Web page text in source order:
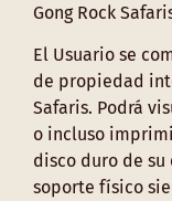
Gong Rock
El Usuario se
de propiedad
Safaris. Podrá
o incluso
disco duro de
soporte físico